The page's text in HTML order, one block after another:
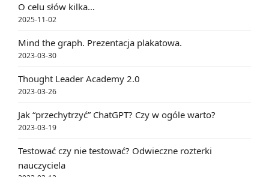
O celu słów kilka…
2025-11-02
Mind the graph. Prezentacja plakatowa.
2023-03-30
Thought Leader Academy 2.0
2023-03-26
Jak “przechytrzyć” ChatGPT? Czy w ogóle warto?
2023-03-19
Testować czy nie testować? Odwieczne rozterki
nauczyciela